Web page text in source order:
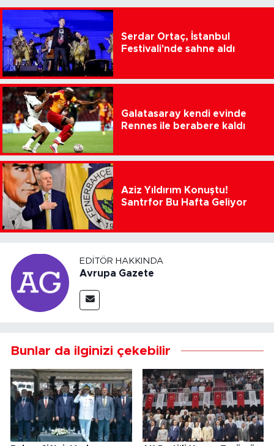
Serdar Ortaç, İstanbul
Festivali'nde sahne aldı
Galatasaray kendi evinde
Rennes ile berabere kaldı
Aziz Yıldırım Konuştu!
Santrfor Bu Hafta Geliyor
EDITÖR HAKKINDA
Avrupa Gazete
Bunlar da ilginizi çekebilir